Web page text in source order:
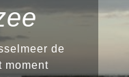
de
moment